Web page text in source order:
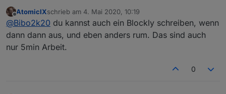
Man könnte auch mit PullDowns arbeiten. Das wäre
aber viel zu umständlich
Offline
AtomicIXschrieb am 4. Mai 2020, 10:19
zuletzt editiert von
@Bibo2k20 du kannst auch ein Blockly schreiben, wenn
dann dann aus, und eben anders rum. Das sind auch
nur 5min Arbeit.
0